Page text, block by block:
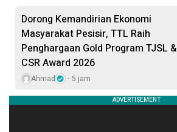
Dorong Kemandirian Ekonomi
Masyarakat Pesisir, TTL Raih
Penghargaan Gold Program TJSL &
CSR Award 2026
Ahmad 5 jam